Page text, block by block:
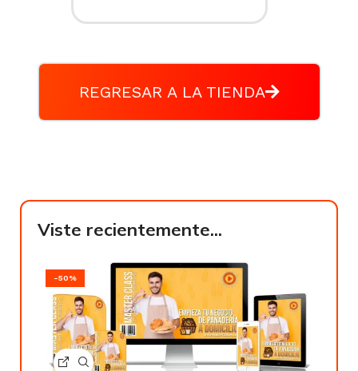
REGRESAR A LA TIENDA
Viste recientemente...
-50%